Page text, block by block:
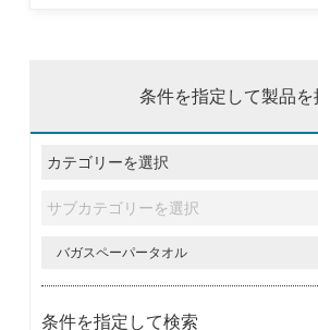
条件を指定して製品を
条件を指定して検索